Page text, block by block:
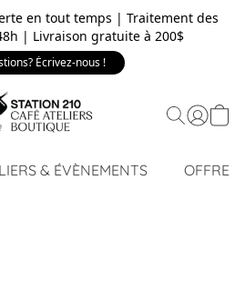
en tout temps | Traitement des
| Livraison gratuite à 200$
Écrivez-nous !
& ÉVÈNEMENTS OFFRE